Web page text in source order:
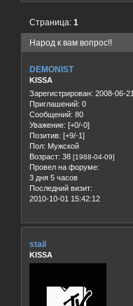
Народ к вам вопрос!!
Страница:1
DEMONIST
KISSA
Зарегистрирован: 2008-06-21
Приглашений: 0
Сообщений: 80
Уважение: [+0/-0]
Позитив: [+9/-1]
Пол: Мужской
Возраст: 38 [1988-04-09]
Провел на форуме:
3 дня 5 часов
Последний визит:
2010-10-01 15:42:12
stail
KISSA